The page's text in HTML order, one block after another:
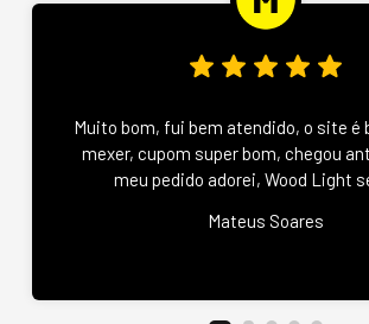
Muito bom, fui bem atendido, o site é
mexer, cupom super bom, chegou
meu pedido adorei, Wood Light
Mateus Soares